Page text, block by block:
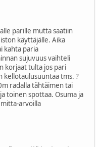
parille mutta saatiin
käyttäjälle. Aika
kahta paria
sujuvuus vaihteli
korjaat tulta jos pari
kellotaulusuuntaa tms. ?
radalla tähtäimen tai
toinen spottaa. Osuma ja
arvoilla